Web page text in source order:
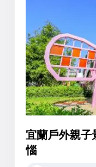
宜蘭戶外親
惱